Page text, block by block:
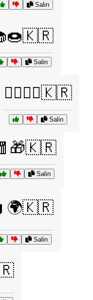
Salin
Salin
🧖‍♀️💆‍♂️🇰🇷
Salin
Salin
Salin